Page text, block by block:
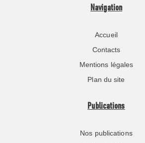
Navigation
Accueil
Contacts
Mentions légales
Plan du site
Publications
Nos publications